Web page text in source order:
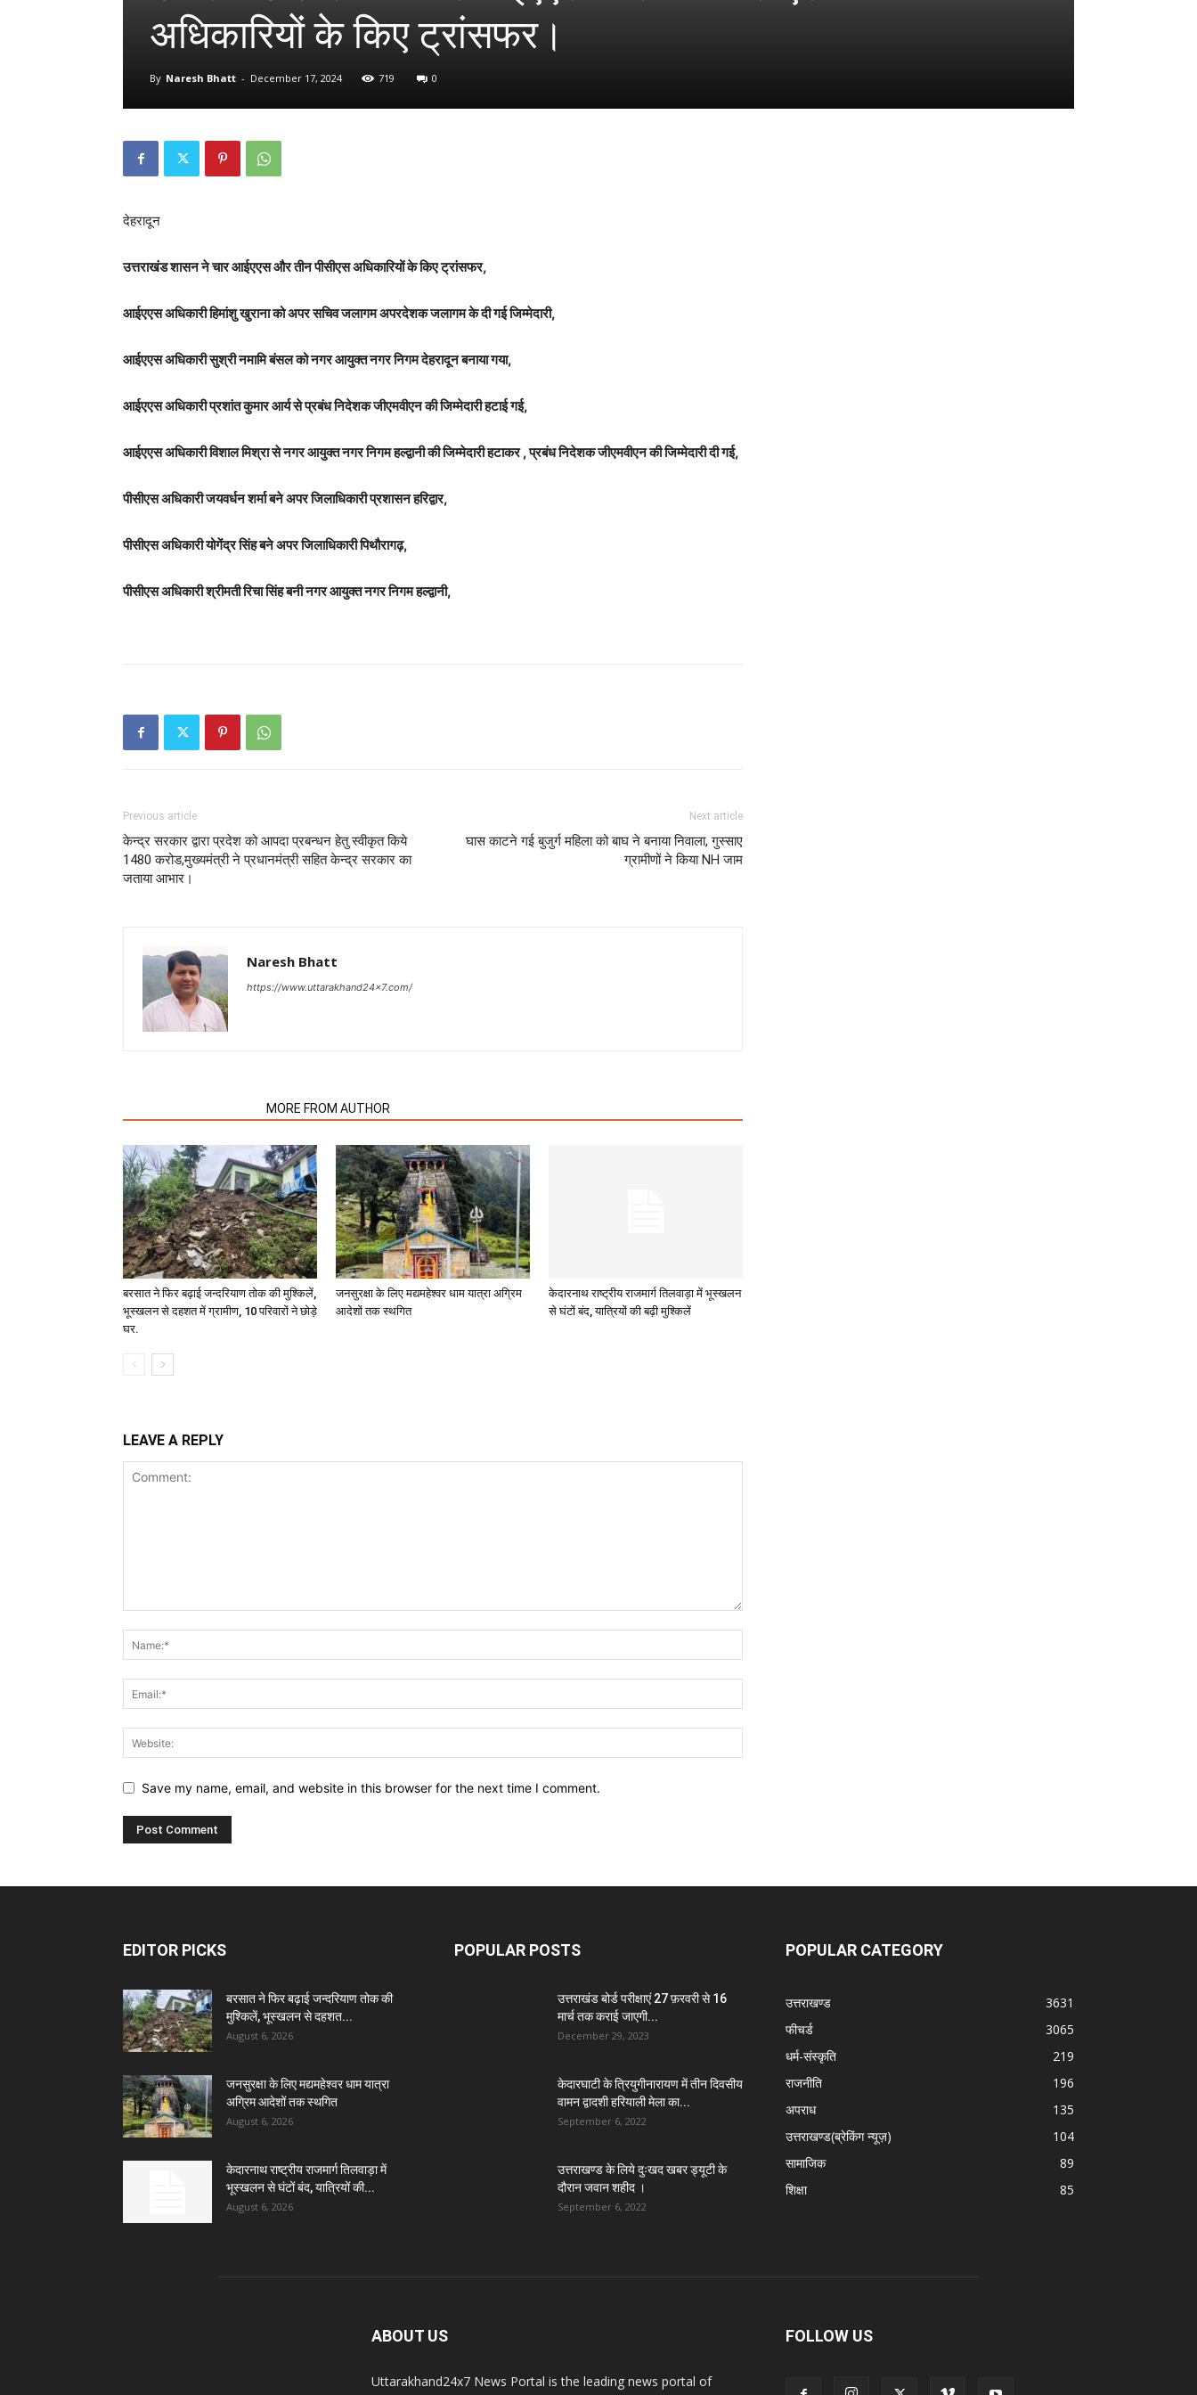
अधिकारियों के किए ट्रांसफर।
By Naresh Bhatt - December 17, 2024 719 0
देहरादून
उत्तराखंड शासन ने चार आईएएस और तीन पीसीएस अधिकारियों के किए ट्रांसफर,
आईएएस अधिकारी हिमांशु खुराना को अपर सचिव जलागम अपरदेशक जलागम के दी गई जिम्मेदारी,
आईएएस अधिकारी सुश्री नमामि बंसल को नगर आयुक्त नगर निगम देहरादून बनाया गया,
आईएएस अधिकारी प्रशांत कुमार आर्य से प्रबंध निदेशक जीएमवीएन की जिम्मेदारी हटाई गई,
आईएएस अधिकारी विशाल मिश्रा से नगर आयुक्त नगर निगम हल्द्वानी की जिम्मेदारी हटाकर , प्रबंध निदेशक जीएमवीएन की जिम्मेदारी दी गई,
पीसीएस अधिकारी जयवर्धन शर्मा बने अपर जिलाधिकारी प्रशासन हरिद्वार,
पीसीएस अधिकारी योगेंद्र सिंह बने अपर जिलाधिकारी पिथौरागढ़,
पीसीएस अधिकारी श्रीमती रिचा सिंह बनी नगर आयुक्त नगर निगम हल्द्वानी,
Previous article
केन्द्र सरकार द्वारा प्रदेश को आपदा प्रबन्धन हेतु स्वीकृत किये
1480 करोड,मुख्यमंत्री ने प्रधानमंत्री सहित केन्द्र सरकार का
जताया आभार।
Next article
घास काटने गई बुजुर्ग महिला को बाघ ने बनाया निवाला, गुस्साए
ग्रामीणों ने किया NH जाम
Naresh Bhatt
https://www.uttarakhand24x7.com/
MORE FROM AUTHOR
बरसात ने फिर बढ़ाई जन्दरियाण तोक की मुश्किलें,
भूस्खलन से दहशत में ग्रामीण, 10 परिवारों ने छोड़े
घर.
जनसुरक्षा के लिए मद्यमहेश्वर धाम यात्रा अग्रिम
आदेशों तक स्थगित
केदारनाथ राष्ट्रीय राजमार्ग तिलवाड़ा में भूस्खलन
से घंटों बंद, यात्रियों की बढ़ी मुश्किलें
LEAVE A REPLY
Save my name, email, and website in this browser for the next time I comment.
EDITOR PICKS
बरसात ने फिर बढ़ाई जन्दरियाण तोक की
मुश्किलें, भूस्खलन से दहशत...
August 6, 2026
जनसुरक्षा के लिए मद्यमहेश्वर धाम यात्रा
अग्रिम आदेशों तक स्थगित
August 6, 2026
केदारनाथ राष्ट्रीय राजमार्ग तिलवाड़ा में
भूस्खलन से घंटों बंद, यात्रियों की...
August 6, 2026
POPULAR POSTS
उत्तराखंड बोर्ड परीक्षाएं 27 फ़रवरी से 16
मार्च तक कराई जाएगी...
December 29, 2023
केदारघाटी के त्रियुगीनारायण में तीन दिवसीय
वामन द्वादशी हरियाली मेला का...
September 6, 2022
उत्तराखण्ड के लिये दुःखद खबर ड्यूटी के
दौरान जवान शहीद ।
September 6, 2022
POPULAR CATEGORY
उत्तराखण्ड
3631
फीचर्ड
3065
धर्म-संस्कृति
219
राजनीति
196
अपराध
135
उत्तराखण्ड(ब्रेकिंग न्यूज़)
104
सामाजिक
89
शिक्षा
85
ABOUT US
Uttarakhand24x7 News Portal is the leading news portal of
FOLLOW US